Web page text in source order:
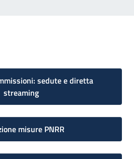
sedute e diretta
streaming
misure PNRR